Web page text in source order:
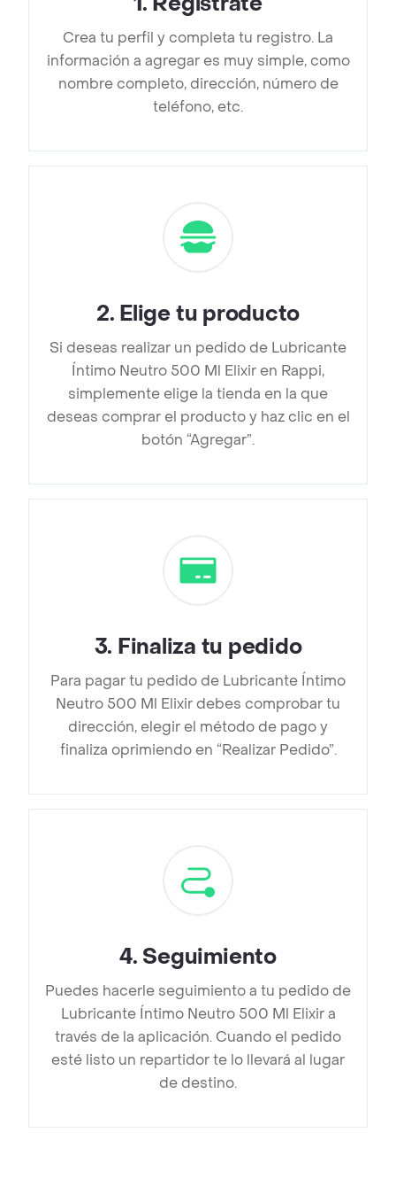
Crea tu perfil y completa tu registro. La
información a agregar es muy simple, como
nombre completo, dirección, número de
teléfono, etc.
2. Elige tu producto
Si deseas realizar un pedido de Lubricante
Íntimo Neutro 500 Ml Elixir en Rappi,
simplemente elige la tienda en la que
deseas comprar el producto y haz clic en el
botón “Agregar”.
3. Finaliza tu pedido
Para pagar tu pedido de Lubricante Íntimo
Neutro 500 Ml Elixir debes comprobar tu
dirección, elegir el método de pago y
finaliza oprimiendo en “Realizar Pedido”.
4. Seguimiento
Puedes hacerle seguimiento a tu pedido de
Lubricante Íntimo Neutro 500 Ml Elixir a
través de la aplicación. Cuando el pedido
esté listo un repartidor te lo llevará al lugar
de destino.